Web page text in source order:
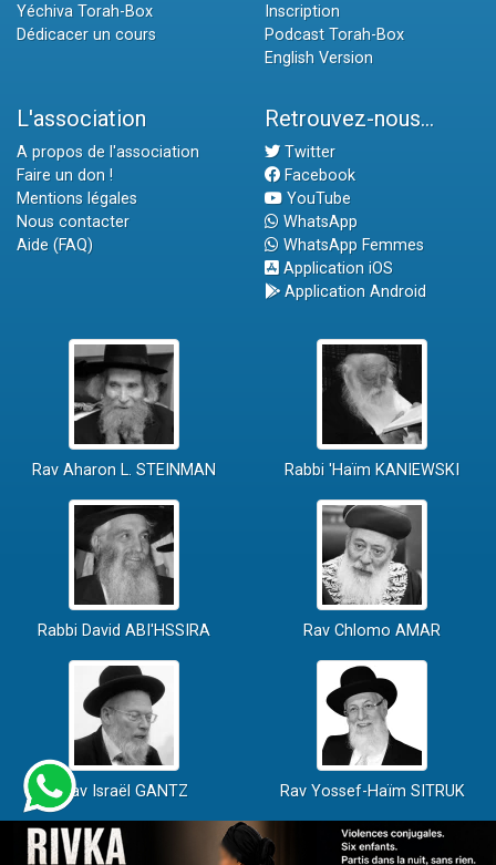
Yéchiva Torah-Box
Dédicacer un cours
Inscription
Podcast Torah-Box
English Version
L'association
A propos de l'association
Faire un don !
Mentions légales
Nous contacter
Aide (FAQ)
Retrouvez-nous...
Twitter
Facebook
YouTube
WhatsApp
WhatsApp Femmes
Application iOS
Application Android
Rav Aharon L. STEINMAN Rabbi 'Haïm KANIEWSKI
Rabbi David ABI'HSSIRA Rav Chlomo AMAR
Rav Israël GANTZ Rav Yossef-Haïm SITRUK